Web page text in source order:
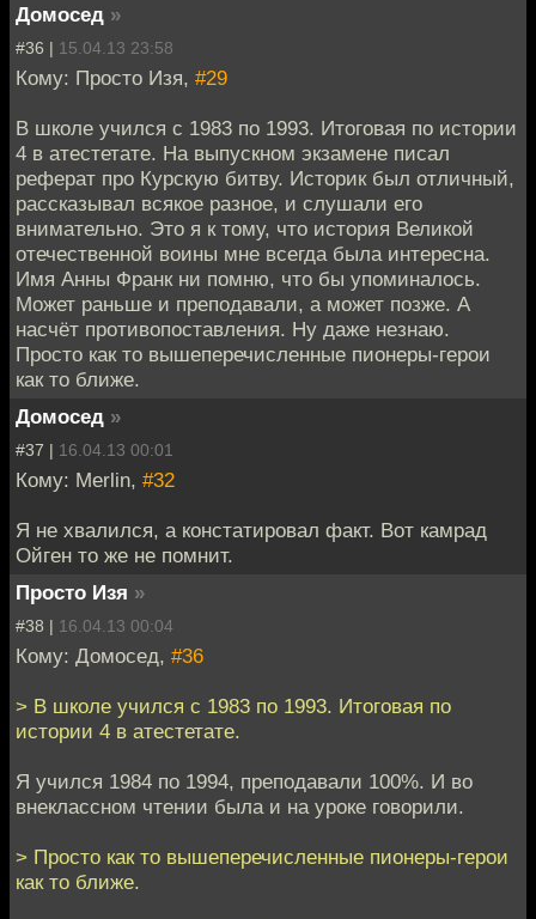
Домосед »
#36 | 15.04.13 23:58
Кому: Просто Изя, #29
В школе учился с 1983 по 1993. Итоговая по истории
4 в атестетате. На выпускном экзамене писал
реферат про Курскую битву. Историк был отличный,
рассказывал всякое разное, и слушали его
внимательно. Это я к тому, что история Великой
отечественной воины мне всегда была интересна.
Имя Анны Франк ни помню, что бы упоминалось.
Может раньше и преподавали, а может позже. А
насчёт противопоставления. Ну даже незнаю.
Просто как то вышеперечисленные пионеры-герои
как то ближе.
Домосед »
#37 | 16.04.13 00:01
Кому: Merlin, #32
Я не хвалился, а констатировал факт. Вот камрад
Ойген то же не помнит.
Просто Изя »
#38 | 16.04.13 00:04
Кому: Домосед, #36
> В школе учился с 1983 по 1993. Итоговая по
истории 4 в атестетате.
Я учился 1984 по 1994, преподавали 100%. И во
внеклассном чтении была и на уроке говорили.
> Просто как то вышеперечисленные пионеры-герои
как то ближе.